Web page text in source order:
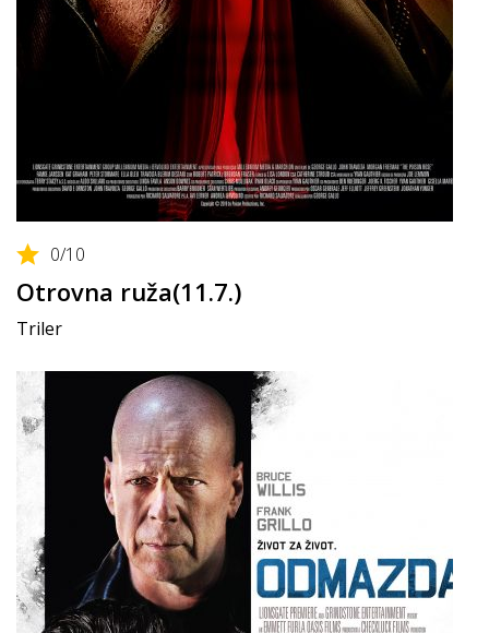
0/10
Otrovna ruža(11.7.)
Triler